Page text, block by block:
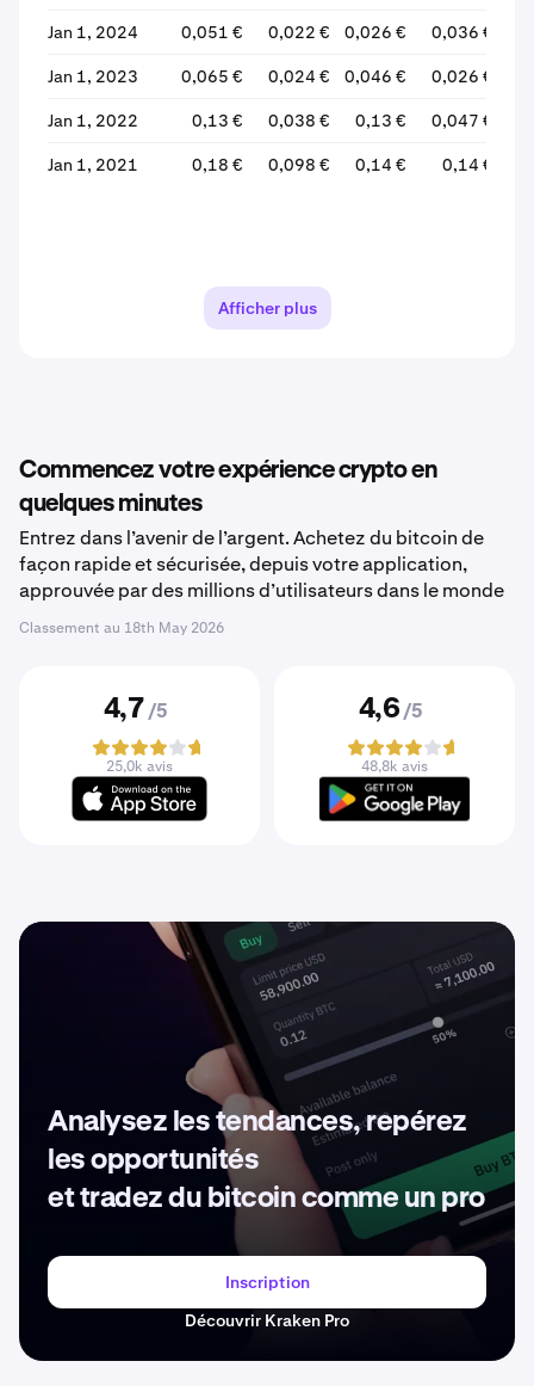
Jan 1, 2024 0,051 € 0,022 € 0,026 € 0,036 €
Jan 1, 2023 0,065 € 0,024 € 0,046 € 0,026 €
Jan 1, 2022 0,13 € 0,038 € 0,13 € 0,047 €
Jan 1, 2021 0,18 € 0,098 € 0,14 € 0,14 €
Afficher plus
Commencez votre expérience crypto en
quelques minutes
Entrez dans l’avenir de l’argent. Achetez du bitcoin de
façon rapide et sécurisée, depuis votre application,
approuvée par des millions d’utilisateurs dans le monde
Classement au 18th May 2026
4,7 /5
25,0k avis
4,6 /5
48,8k avis
Analysez les tendances, repérez
les opportunités
et tradez du bitcoin comme un pro
Inscription
Découvrir Kraken Pro